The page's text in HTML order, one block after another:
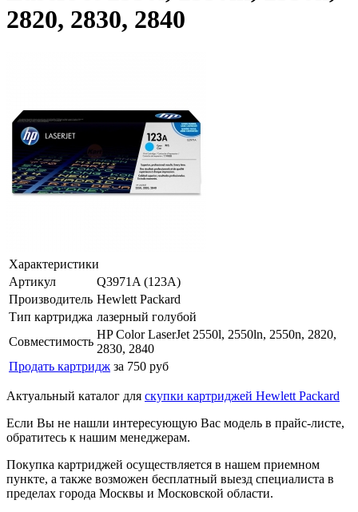
2820, 2830, 2840
Характеристики
Артикул
Q3971A (123A)
Производитель Hewlett Packard
Тип картриджа лазерный голубой
Совместимость
HP Color LaserJet 2550l, 2550ln, 2550n, 2820,
2830, 2840
Продать картридж за 750 руб
Актуальный каталог для скупки картриджей Hewlett Packard
Если Вы не нашли интересующую Вас модель в прайс-листе,
обратитесь к нашим менеджерам.
Покупка картриджей осуществляется в нашем приемном
пункте, а также возможен бесплатный выезд специалиста в
пределах города Москвы и Московской области.